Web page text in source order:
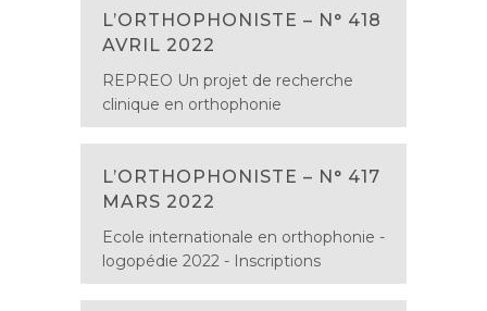
L’ORTHOPHONISTE – N° 418
AVRIL 2022
REPREO Un projet de recherche
clinique en orthophonie
L’ORTHOPHONISTE – N° 417
MARS 2022
Ecole internationale en orthophonie -
logopédie 2022 - Inscriptions